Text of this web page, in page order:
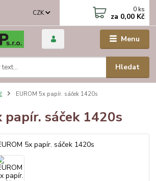
Menu
CZK
Hledat
0 ks
za 0,00 Kč
EUROM 5x papír. sáček 1420s
papír. sáček 1420s